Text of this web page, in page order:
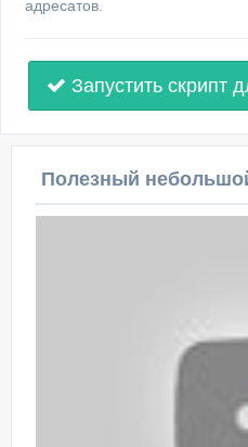
адресатов.
Запустить скрипт